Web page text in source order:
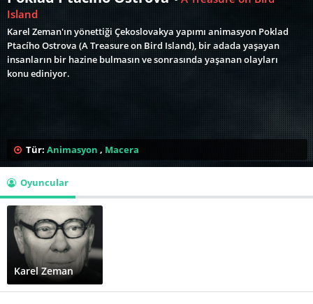
Island
Karel Zeman'ın yönettiği Çekoslovakya yapımı animasyon Poklad
Ptacího Ostrova (A Treasure on Bird Island), bir adada yaşayan
insanların bir hazine bulmasın ve sonrasında yaşanan olayları
konu ediniyor.
Tür: Animasyon , Macera
Oyuncular
Karel Zeman